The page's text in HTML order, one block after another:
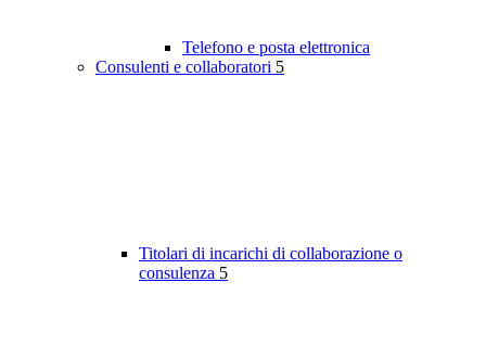
Telefono e posta elettronica
Consulenti e collaboratori 5
Titolari di incarichi di collaborazione o
consulenza 5